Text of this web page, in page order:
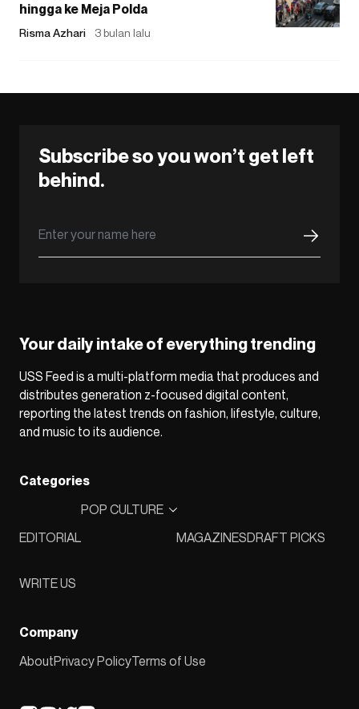
hingga ke Meja Polda
Risma Azhari 3 bulan lalu
Subscribe so you won’t get left
behind.
Your daily intake of everything trending
USS Feed is a multi-platform media that produces and
distributes generation z-focused digital content,
reporting the latest trends on fashion, lifestyle, culture,
and music to its audience.
Categories
EDITORIAL
POP CULTURE
MAGAZINESDRAFT PICKS
WRITE US
Company
AboutPrivacy PolicyTerms of Use